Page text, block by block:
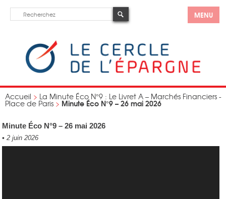
MENU
Accueil > La Minute Éco N°9 : Le Livret A – Marchés Financiers -
Place de Paris > Minute Éco N°9 – 26 mai 2026
Minute Éco N°9 – 26 mai 2026
• 2 juin 2026